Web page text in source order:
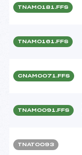
TNAM0181.FFS
TNAM0161.FFS
CNAM0071.FFS
TNAM0091.FFS
TNAT0093